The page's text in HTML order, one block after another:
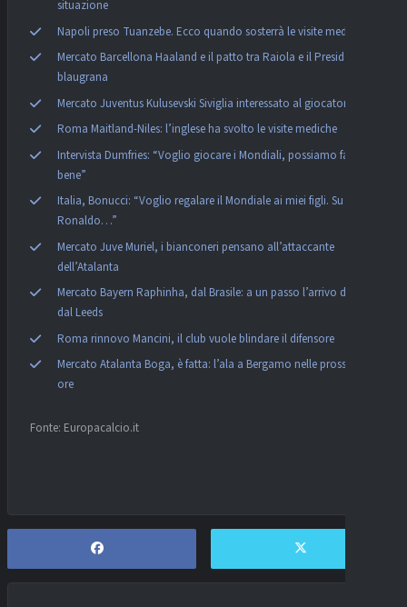
situazione
Napoli preso Tuanzebe. Ecco quando sosterrà le visite mediche
Mercato Barcellona Haaland e il patto tra Raiola e il Presidente
blaugrana
Mercato Juventus Kulusevski Siviglia interessato al giocatore
Roma Maitland-Niles: l’inglese ha svolto le visite mediche
Intervista Dumfries: “Voglio giocare i Mondiali, possiamo fare
bene”
Italia, Bonucci: “Voglio regalare il Mondiale ai miei figli. Su
Ronaldo…”
Mercato Juve Muriel, i bianconeri pensano all’attaccante
dell’Atalanta
Mercato Bayern Raphinha, dal Brasile: a un passo l’arrivo del’ala
dal Leeds
Roma rinnovo Mancini, il club vuole blindare il difensore
Mercato Atalanta Boga, è fatta: l’ala a Bergamo nelle prossime
ore
Fonte: Europacalcio.it